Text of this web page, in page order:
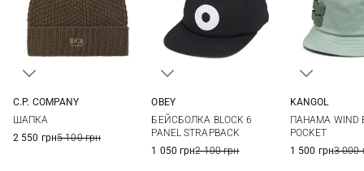
C.P. COMPANY
ШАПКА
2 550 грн5 100 грн
OBEY
БЕЙСБОЛКА BLOCK 6
PANEL STRAPBACK
1 050 грн2 100 грн
KANGOL
ПАНАМА WIND
POCKET
1 500 грн3 000